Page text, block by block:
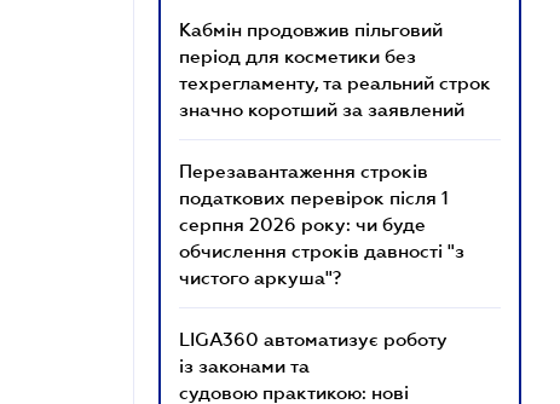
Кабмін продовжив пільговий
період для косметики без
техрегламенту, та реальний строк
значно коротший за заявлений
Перезавантаження строків
податкових перевірок після 1
серпня 2026 року: чи буде
обчислення строків давності "з
чистого аркуша"?
LIGA360 автоматизує роботу
із законами та
судовою практикою: нові